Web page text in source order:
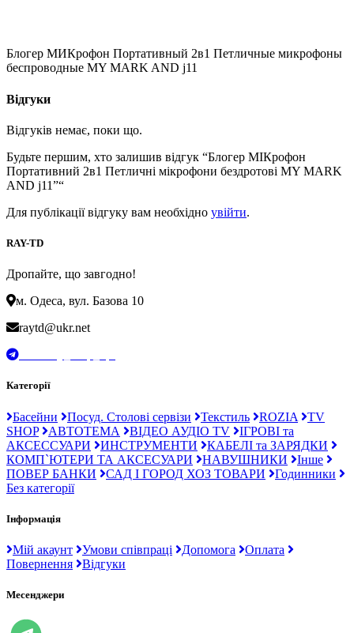
Блогер МИКрофон Портативный 2в1 Петличные микрофоны
беспроводные MY MARK AND j11
Відгуки
Відгуків немає, поки що.
Будьте першим, хто залишив відгук “Блогер МІКрофон
Портативний 2в1 Петличні мікрофони бездротові MY MARK
AND j11”“
Для публікації відгуку вам необхідно увійти.
RAY-TD
Дропайте, що завгодно!
м. Одеса, вул. Базова 10
raytd@ukr.net
Категорії
Басейни Посуд. Столові сервізи Текстиль ROZIA
TV
SHOP
АВТОТЕМА ВІДЕО АУДІО TV
ІГРОВІ та
АКСЕССУАРИ
ИНСТРУМЕНТИ
КАБЕЛІ та ЗАРЯДКИ
КОМП`ЮТЕРИ ТА АКСЕСУАРИ
НАВУШНИКИ
Інше
ПОВЕР БАНКИ
САД І ГОРОД ХОЗ ТОВАРИ
Годинники
Без категорії
Інформація
Мій акаунт Умови співпраці Допомога
Оплата
Повернення
Відгуки
Месенджери